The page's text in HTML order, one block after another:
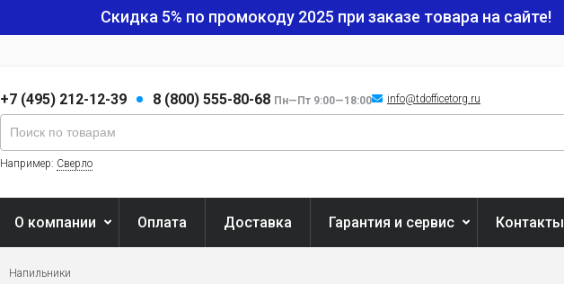
Скидка 5% по промокоду 2025 при заказе товара на сайте!
+7 (495) 212-12-39 8 (800) 555-80-68 Пн—Пт 9:00—18:00 info@tdofficetorg.ru
Например: Сверло
О компании Оплата Доставка Гарантия и сервис Контакты
Напильники